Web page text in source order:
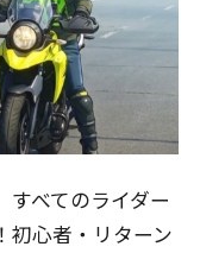
べてのライダー
初心者・リターン